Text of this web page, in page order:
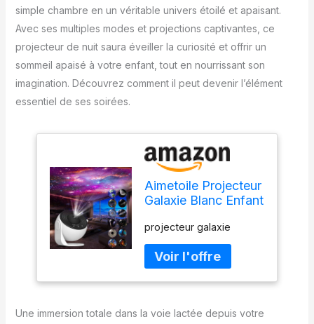
simple chambre en un véritable univers étoilé et apaisant.
Avec ses multiples modes et projections captivantes, ce
projecteur de nuit saura éveiller la curiosité et offrir un
sommeil apaisé à votre enfant, tout en nourrissant son
imagination. Découvrez comment il peut devenir l’élément
essentiel de ses soirées.
Aimetoile Projecteur
Galaxie Blanc Enfant
Etoile Galaxie
Projecteur de Nuit
projecteur galaxie
Une immersion totale dans la voie lactée depuis votre